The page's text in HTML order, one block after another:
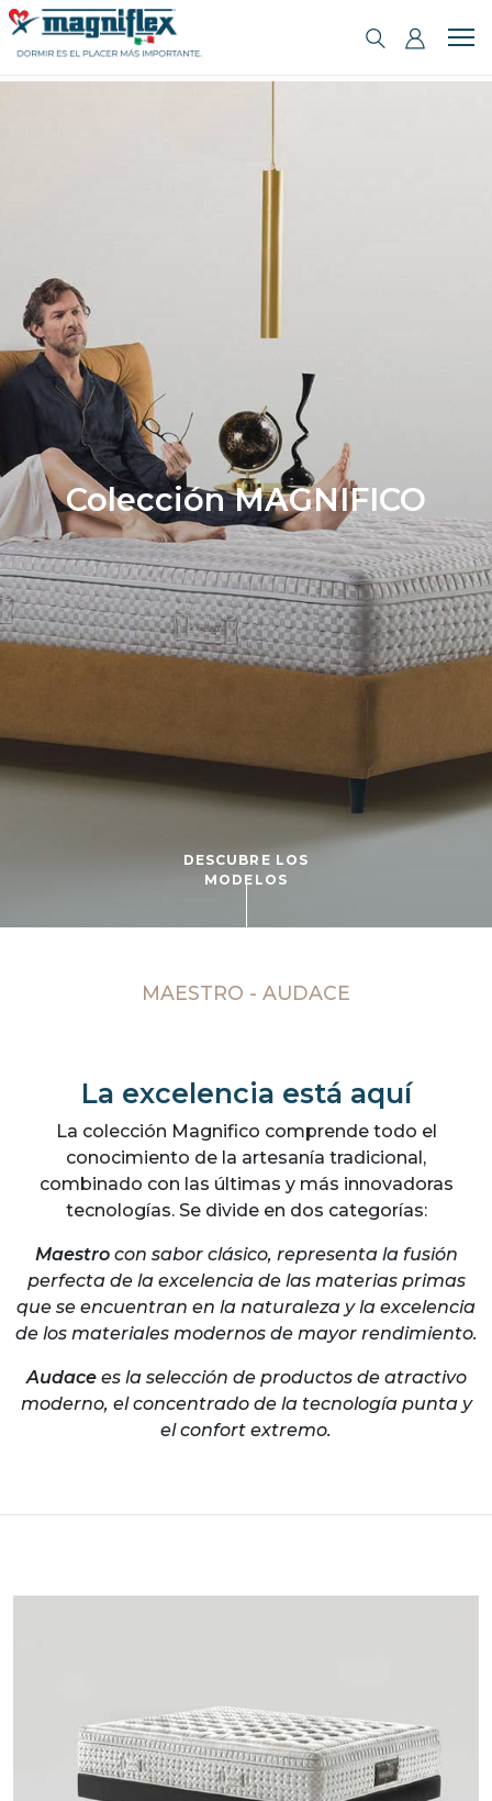
Colección MAGNIFICO
DESCUBRE LOS
MODELOS
MAESTRO - AUDACE
La excelencia está aquí
La colección Magnifico comprende todo el
conocimiento de la artesanía tradicional,
combinado con las últimas y más innovadoras
tecnologías. Se divide en dos categorías:
Maestrocon sabor clásico, representa la fusión
perfecta de la excelencia de las materias primas
que se encuentran en la naturaleza y la excelencia
de los materiales modernos de mayor rendimiento.
Audacees la selección de productos de atractivo
moderno, el concentrado de la tecnología punta y
el confort extremo.